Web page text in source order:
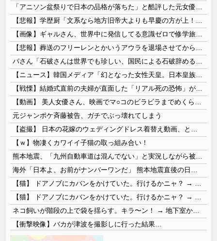
元ジャンポケ斉藤被告、ガチでぶっ壊れてしまう
【ｗ】物凄くカワイイ子猫の取っ組み合い！
【衝撃映像】バカが津波を撮影しに行った結果…